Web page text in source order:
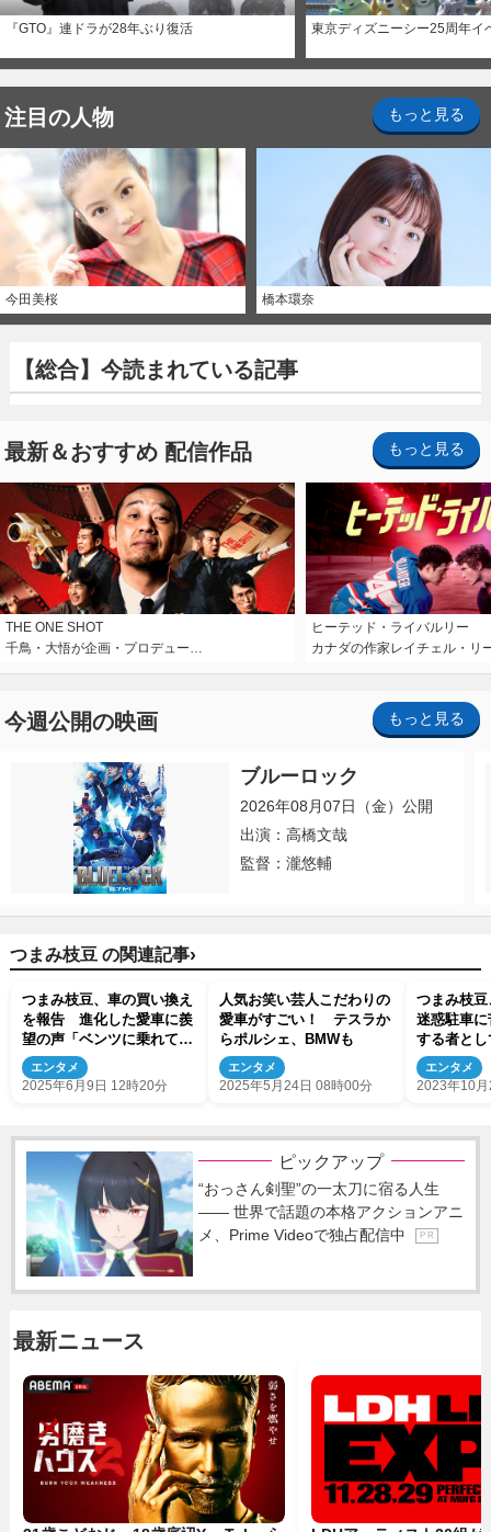
『GTO』連ドラが28年ぶり復活 東京ディズニーシー25周年イ
注目の人物 もっと見る
今田美桜 橋本環奈
【総合】今読まれている記事
最新＆おすすめ 配信作品 もっと見る
THE ONE SHOT
千鳥・大悟が企画・プロデュー…
ヒーテッド・ライバルリー
カナダの作家レイチェル・リ
今週公開の映画 もっと見る
ブルーロック
2026年08月07日（金）公開
出演：高橋文哉
監督：瀧悠輔
つまみ枝豆 の関連記事›
つまみ枝豆、車の買い換え
を報告 進化した愛車に羨
望の声「ベンツに乗れてい
いなぁ」
エンタメ
2025年6月9日 12時20分
人気お笑い芸人こだわりの
愛車がすごい！ テスラか
らポルシェ、BMWも
エンタメ
2025年5月24日 08時00分
つまみ枝
迷惑駐車
する者と
念」 ファ
る」と共感
エンタメ
2023年10
ピックアップ
“おっさん剣聖”の一太刀に宿る人生
―― 世界で話題の本格アクションアニ
メ、Prime Videoで独占配信中
P R
最新ニュース